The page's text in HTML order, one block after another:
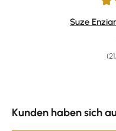
Durchschnittliche
Suze
Kunden haben sich